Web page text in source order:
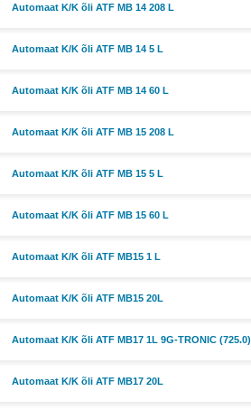
Automaat K/K õli ATF MB 14 208 L
Automaat K/K õli ATF MB 14 5 L
Automaat K/K õli ATF MB 14 60 L
Automaat K/K õli ATF MB 15 208 L
Automaat K/K õli ATF MB 15 5 L
Automaat K/K õli ATF MB 15 60 L
Automaat K/K õli ATF MB15 1 L
Automaat K/K õli ATF MB15 20L
Automaat K/K õli ATF MB17 1L 9G-TRONIC (725.0)
Automaat K/K õli ATF MB17 20L